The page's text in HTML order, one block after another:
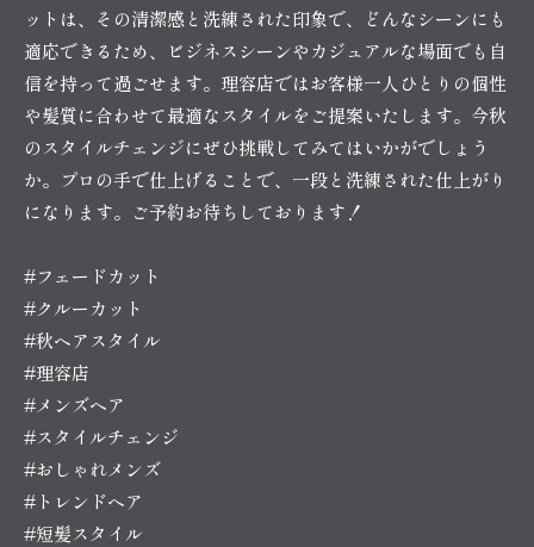
ットは、その清潔感と洗練された印象で、どんなシーンにも
適応できるため、ビジネスシーンやカジュアルな場面でも自
信を持って過ごせます。理容店ではお客様一人ひとりの個性
や髪質に合わせて最適なスタイルをご提案いたします。今秋
のスタイルチェンジにぜひ挑戦してみてはいかがでしょう
か。プロの手で仕上げることで、一段と洗練された仕上がり
になります。ご予約お待ちしております！
#フェードカット
#クルーカット
#秋ヘアスタイル
#理容店
#メンズヘア
#スタイルチェンジ
#おしゃれメンズ
#トレンドヘア
#短髪スタイル